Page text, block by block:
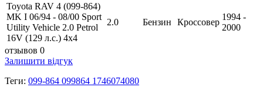
Toyota RAV 4 (099-864)
MK I 06/94 - 08/00 Sport
Utility Vehicle 2.0 Petrol
16V (129 л.с.) 4х4
2.0 Бензин Кроссовер
1994 -
2000
отзывов 0
Залишити відгук
Теги: 099-864 099864 1746074080